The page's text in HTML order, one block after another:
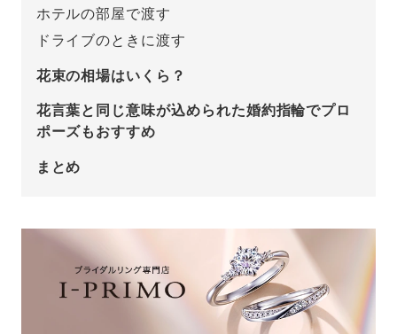
ホテルの部屋で渡す
ドライブのときに渡す
花束の相場はいくら？
花言葉と同じ意味が込められた婚約指輪でプロ
ポーズもおすすめ
まとめ